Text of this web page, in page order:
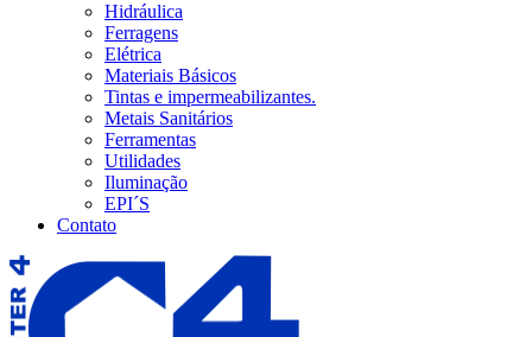
Hidráulica
Ferragens
Elétrica
Materiais Básicos
Tintas e impermeabilizantes.
Metais Sanitários
Ferramentas
Utilidades
Iluminação
EPI´S
Contato